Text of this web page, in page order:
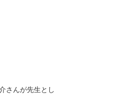
さんが先生とし